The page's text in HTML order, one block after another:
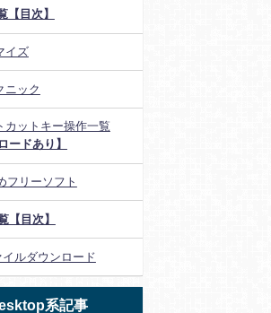
【目次】
イズ
ニック
カットキー操作一覧
ードあり】
フリーソフト
【目次】
ルダウンロード
系記事